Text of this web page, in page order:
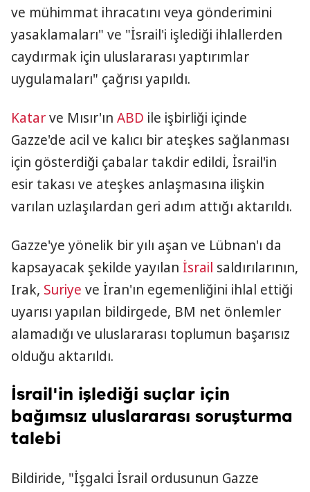
ve mühimmat ihracatını veya gönderimini
yasaklamaları" ve "İsrail'i işlediği ihlallerden
caydırmak için uluslararası yaptırımlar
uygulamaları" çağrısı yapıldı.
Katarve Mısır'ın ABD ile işbirliği içinde
Gazze'de acil ve kalıcı bir ateşkes sağlanması
için gösterdiği çabalar takdir edildi, İsrail'in
esir takası ve ateşkes anlaşmasına ilişkin
varılan uzlaşılardan geri adım attığı aktarıldı.
Gazze'ye yönelik bir yılı aşan ve Lübnan'ı da
kapsayacak şekilde yayılan İsrail saldırılarının,
Irak, Suriye ve İran'ın egemenliğini ihlal ettiği
uyarısı yapılan bildirgede, BM net önlemler
alamadığı ve uluslararası toplumun başarısız
olduğu aktarıldı.
İsrail'in işlediği suçlar için
bağımsız uluslararası soruşturma
talebi
Bildiride, "İşgalci İsrail ordusunun Gazze